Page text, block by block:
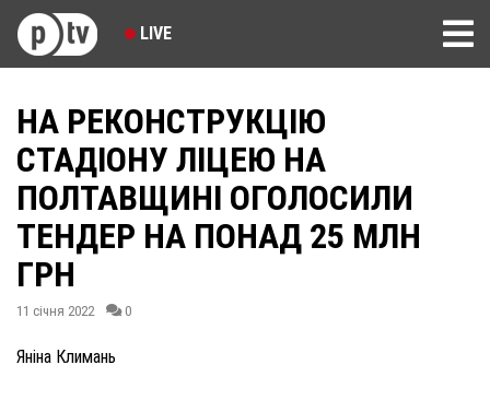
LIVE
НА РЕКОНСТРУКЦІЮ
СТАДІОНУ ЛІЦЕЮ НА
ПОЛТАВЩИНІ ОГОЛОСИЛИ
ТЕНДЕР НА ПОНАД 25 МЛН
ГРН
11 січня 2022 0
Яніна Климань